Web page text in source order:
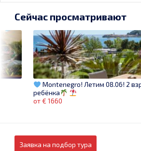
Сейчас просматривают
Montenegro! Летим 08.06! 2
ребёнка
от € 1660
Заявка на подбор тура